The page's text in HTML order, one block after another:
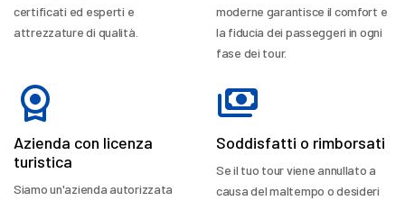
certificati ed esperti e
attrezzature di qualità.
moderne garantisce il comfort e
la fiducia dei passeggeri in ogni
fase dei tour.
Azienda con licenza
turistica
Siamo un'azienda autorizzata
Soddisfatti o rimborsati
Se il tuo tour viene annullato a
causa del maltempo o desideri